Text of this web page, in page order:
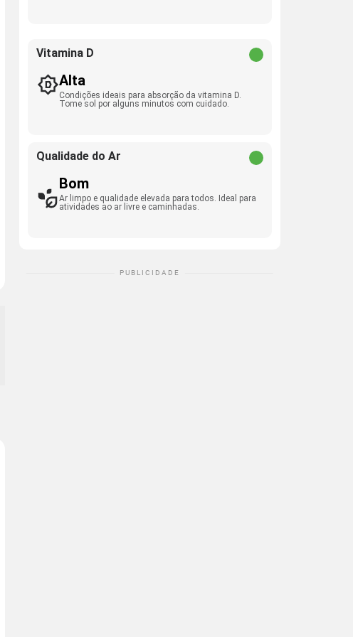
Vitamina D
Alta
Condições ideais para absorção da vitamina D.
Tome sol por alguns minutos com cuidado.
Qualidade do Ar
Bom
Ar limpo e qualidade elevada para todos. Ideal para
atividades ao ar livre e caminhadas.